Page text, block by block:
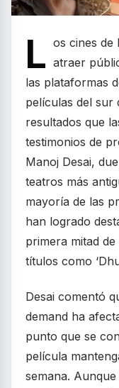
L os cines de
atraer
las plataformas
películas del sur
resultados que
testimonios de
Manoj Desai,
teatros más
mayoría de las
han logrado
primera mitad
títulos como
Desai comentó
demand ha
punto que se
película
semana.